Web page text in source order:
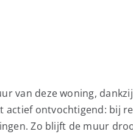
van deze woning,
actief ontvochtigend: bij
Zo blijft de muur